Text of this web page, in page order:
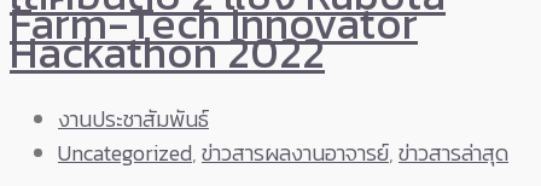
Farm-Tech Innovator
Hackathon 2022
งานประชาสัมพันธ์
Uncategorized,ข่าวสารผลงานอาจารย์,ข่าวสารล่าสุด